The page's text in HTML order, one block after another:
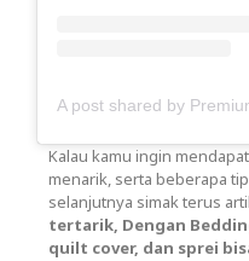
Kalau kamu ingin
menarik, serta beberapa
selanjutnya simak terus
tertarik, Dengan
quilt cover, dan sprei